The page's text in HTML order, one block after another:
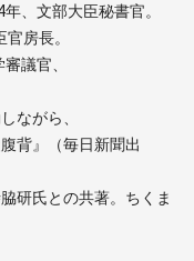
、文部大臣秘書官。
房長。
議官、
ながら、
背』（毎日新聞出
研氏との共著。ちくま